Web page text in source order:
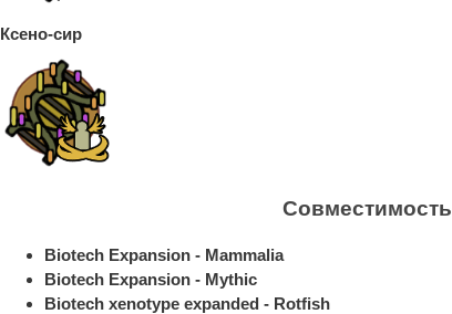
Ксено-сир
Совместимость
Biotech Expansion - Mammalia
Biotech Expansion - Mythic
Biotech xenotype expanded - Rotfish